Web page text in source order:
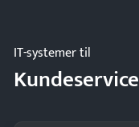
IT-systemer til
Kundeservice